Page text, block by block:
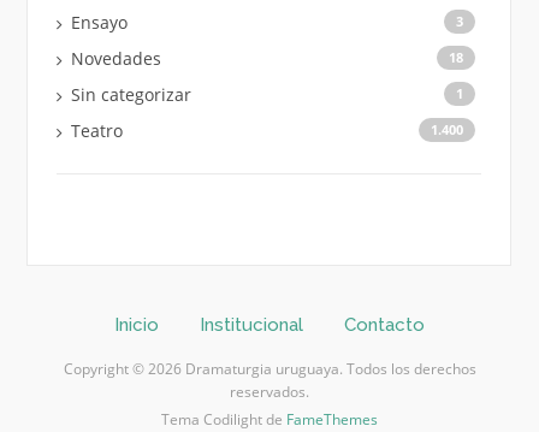
Ensayo 3
Novedades 18
Sin categorizar 1
Teatro 1.400
Inicio Institucional Contacto
Copyright © 2026 Dramaturgia uruguaya. Todos los derechos
reservados.
Tema Codilight de FameThemes